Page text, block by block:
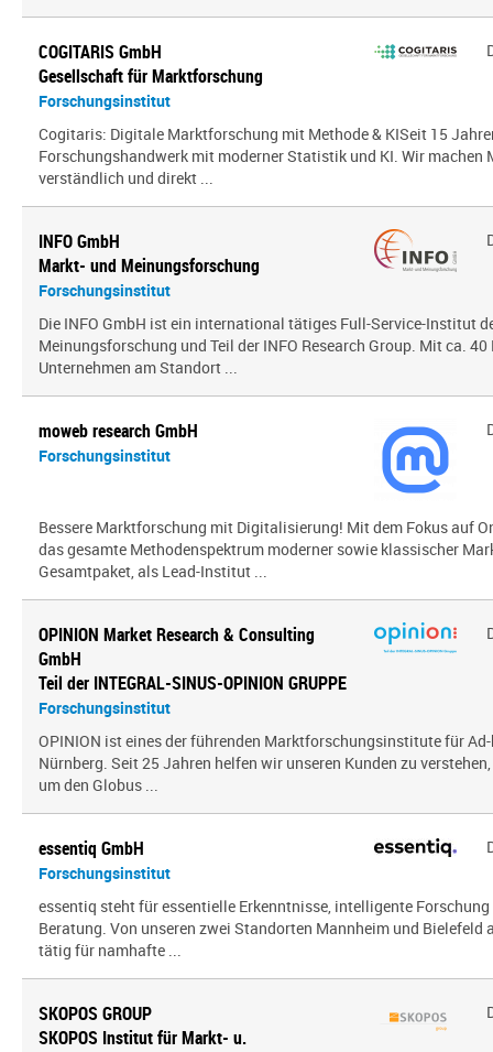
COGITARIS GmbH
Gesellschaft für Marktforschung
Forschungsinstitut
Cogitaris: Digitale Marktforschung mit Methode & KISeit 15
Forschungshandwerk mit moderner Statistik und KI. Wir machen
verständlich und direkt ...
INFO GmbH
Markt- und Meinungsforschung
Forschungsinstitut
Die INFO GmbH ist ein international tätiges Full-Service-Institut
Meinungsforschung und Teil der INFO Research Group. Mit ca.
Unternehmen am Standort ...
moweb research GmbH
Forschungsinstitut
Bessere Marktforschung mit Digitalisierung! Mit dem Fokus auf
das gesamte Methodenspektrum moderner sowie klassischer
Gesamtpaket, als Lead-Institut ...
OPINION Market Research & Consulting
GmbH
Teil der INTEGRAL-SINUS-OPINION GRUPPE
Forschungsinstitut
OPINION ist eines der führenden Marktforschungsinstitute für
Nürnberg. Seit 25 Jahren helfen wir unseren Kunden zu
um den Globus ...
essentiq GmbH
Forschungsinstitut
essentiq steht für essentielle Erkenntnisse, intelligente
Beratung. Von unseren zwei Standorten Mannheim und Bielefeld
tätig für namhafte ...
SKOPOS GROUP
SKOPOS Institut für Markt- u.